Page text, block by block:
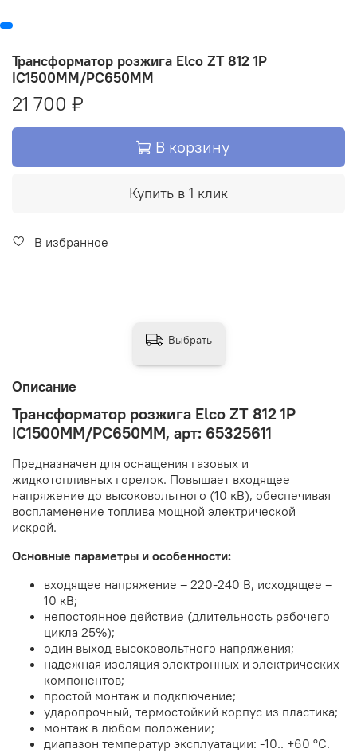
Трансформатор розжига Elco ZT 812 1P
IC1500MM/PC650MM
21 700 ₽
В корзину
Купить в 1 клик
В избранное
Описание
Трансформатор розжига Elco ZT 812 1P
IC1500MM/PC650MM, арт: 65325611
Предназначен для оснащения газовых и
жидкотопливных горелок. Повышает входящее
напряжение до высоковольтного (10 кВ), обеспечивая
воспламенение топлива мощной электрической
искрой.
Основные параметры и особенности:
входящее напряжение – 220-240 В, исходящее –
10 кВ;
непостоянное действие (длительность рабочего
цикла 25%);
один выход высоковольтного напряжения;
надежная изоляция электронных и электрических
компонентов;
простой монтаж и подключение;
ударопрочный, термостойкий корпус из пластика;
монтаж в любом положении;
диапазон температур эксплуатации: -10.. +60 °C.
Выбрать